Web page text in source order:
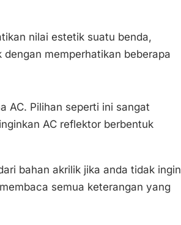
nilai estetik suatu benda,
memperhatikan beberapa
AC. Pilihan seperti ini sangat
AC reflektor berbentuk
bahan akrilik jika anda tidak ingin
semua keterangan yang